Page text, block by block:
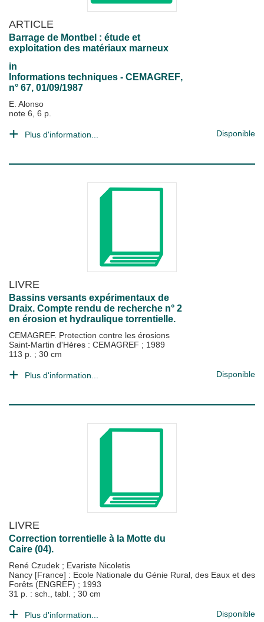
ARTICLE
Barrage de Montbel : étude et
exploitation des matériaux marneux
in
Informations techniques - CEMAGREF,
n° 67, 01/09/1987
E. Alonso
note 6, 6 p.
Plus d'information... Disponible
LIVRE
Bassins versants expérimentaux de
Draix. Compte rendu de recherche n° 2
en érosion et hydraulique torrentielle.
CEMAGREF. Protection contre les érosions
Saint-Martin d'Hères : CEMAGREF ; 1989
113 p. ; 30 cm
Plus d'information... Disponible
LIVRE
Correction torrentielle à la Motte du
Caire (04).
René Czudek ; Evariste Nicoletis
Nancy [France] : Ecole Nationale du Génie Rural, des Eaux et des
Forêts (ENGREF) ; 1993
31 p. : sch., tabl. ; 30 cm
Plus d'information... Disponible